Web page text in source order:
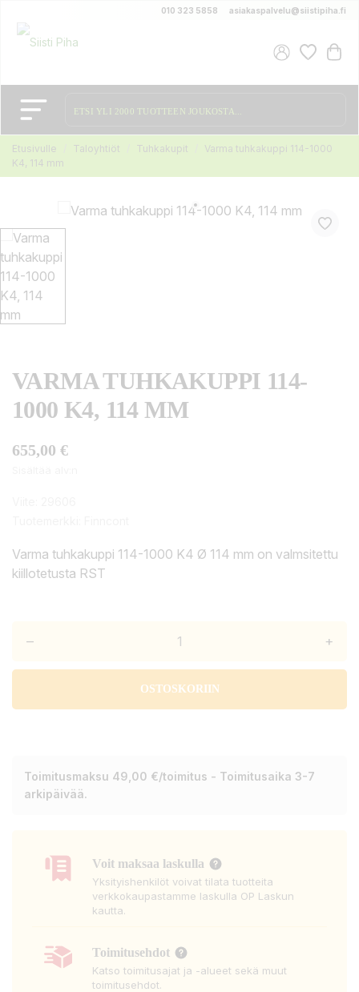
010 323 5858 asiakaspalvelu@siistipiha.fi
Etusivulle Taloyhtiöt Tuhkakupit
Varma tuhkakuppi 114-1000
K4, 114 mm
VARMA TUHKAKUPPI 114-
1000 K4, 114 MM
655,00 €
Varma tuhkakuppi 114-1000 K4 Ø 114 mm on valmsitettu
kiillotetusta RST
– +
OSTOSKORIIN
Toimitusmaksu 49,00 €/toimitus - Toimitusaika 3-7
arkipäivää.
Voit maksaa laskulla
Yksityishenkilöt voivat tilata tuotteita
verkkokaupastamme laskulla OP Laskun
kautta.
Toimitusehdot
Katso toimitusajat ja -alueet sekä muut
toimitusehdot.